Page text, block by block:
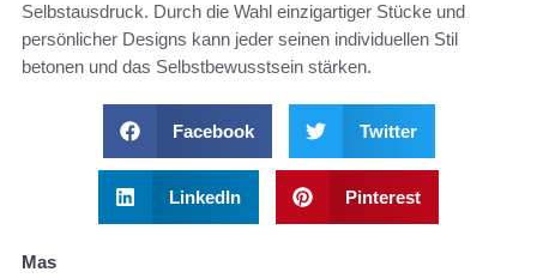
Selbstausdruck. Durch die Wahl einzigartiger Stücke und
persönlicher Designs kann jeder seinen individuellen Stil
betonen und das Selbstbewusstsein stärken.
Facebook Twitter
LinkedIn Pinterest
Mas